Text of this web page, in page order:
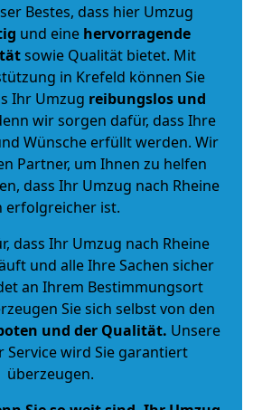
Bestes, dass hier Umzug
und eine hervorragende
sowie Qualität bietet. Mit
in Krefeld können Sie
Ihr Umzug reibungslos und
wir sorgen dafür, dass Ihre
Wünsche erfüllt werden. Wir
Partner, um Ihnen zu helfen
dass Ihr Umzug nach Rheine
erfolgreicher ist.
dass Ihr Umzug nach Rheine
und alle Ihre Sachen sicher
an Ihrem Bestimmungsort
Sie sich selbst von den
und der Qualität. Unsere
Service wird Sie garantiert
überzeugen.